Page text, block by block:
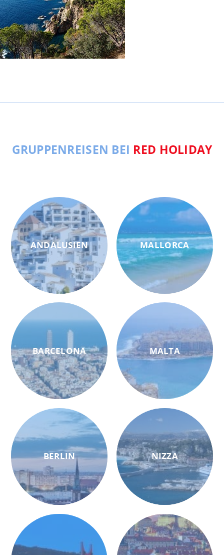
GRUPPENREISEN BEI RED HOLIDAY
ANDALUSIEN
BARCELONA
BERLIN
MALLORCA
MALTA
NIZZA